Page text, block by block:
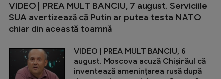
VIDEO | PREA MULT BANCIU, 7 august. Serviciile
SUA avertizează că Putin ar putea testa NATO
chiar din această toamnă
VIDEO | PREA MULT BANCIU, 6
august. Moscova acuză Chișinăul că
inventează amenințarea rusă după